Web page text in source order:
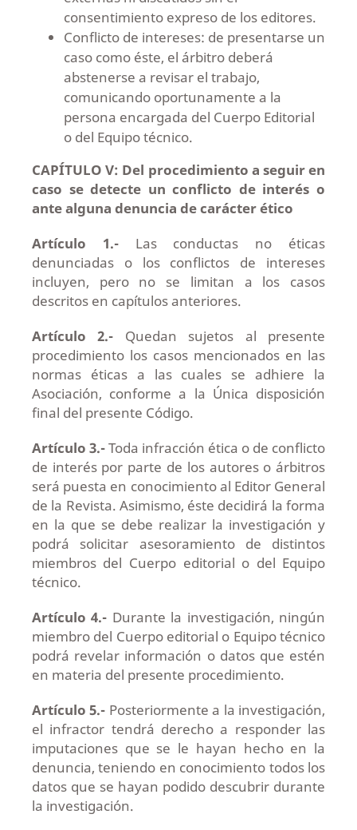
consentimiento expreso de los editores.
Conflicto de intereses: de presentarse un
caso como éste, el árbitro deberá
abstenerse a revisar el trabajo,
comunicando oportunamente a la
persona encargada del Cuerpo Editorial
o del Equipo técnico.
CAPÍTULO V: Del procedimiento a seguir en
caso se detecte un conflicto de interés o
ante alguna denuncia de carácter ético
Artículo 1.- Las conductas no éticas
denunciadas o los conflictos de intereses
incluyen, pero no se limitan a los casos
descritos en capítulos anteriores.
Artículo 2.- Quedan sujetos al presente
procedimiento los casos mencionados en las
normas éticas a las cuales se adhiere la
Asociación, conforme a la Única disposición
final del presente Código.
Artículo 3.-Toda infracción ética o de conflicto
de interés por parte de los autores o árbitros
será puesta en conocimiento al Editor General
de la Revista. Asimismo, éste decidirá la forma
en la que se debe realizar la investigación y
podrá solicitar asesoramiento de distintos
miembros del Cuerpo editorial o del Equipo
técnico.
Artículo 4.- Durante la investigación, ningún
miembro del Cuerpo editorial o Equipo técnico
podrá revelar información o datos que estén
en materia del presente procedimiento.
Artículo 5.- Posteriormente a la investigación,
el infractor tendrá derecho a responder las
imputaciones que se le hayan hecho en la
denuncia, teniendo en conocimiento todos los
datos que se hayan podido descubrir durante
la investigación.